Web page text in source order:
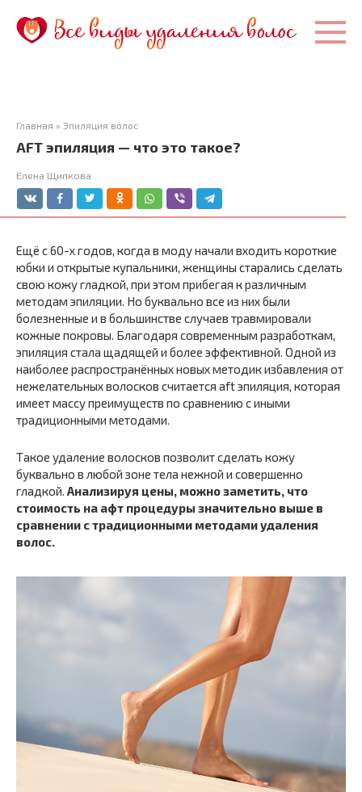
контенту
Главная » Эпиляция волос
AFT эпиляция — что это такое?
Елена Щипкова
Ещё с 60-х годов, когда в моду начали входить короткие
юбки и открытые купальники, женщины старались сделать
свою кожу гладкой, при этом прибегая к различным
методам эпиляции. Но буквально все из них были
болезненные и в большинстве случаев травмировали
кожные покровы. Благодаря современным разработкам,
эпиляция стала щадящей и более эффективной. Одной из
наиболее распространённых новых методик избавления от
нежелательных волосков считается aft эпиляция, которая
имеет массу преимуществ по сравнению с иными
традиционными методами.
Такое удаление волосков позволит сделать кожу
буквально в любой зоне тела нежной и совершенно
гладкой. Анализируя цены, можно заметить, что
стоимость на афт процедуры значительно выше в
сравнении с традиционными методами удаления
волос.